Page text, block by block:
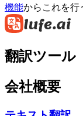
機能からこれを行
翻訳ツール
会社概要